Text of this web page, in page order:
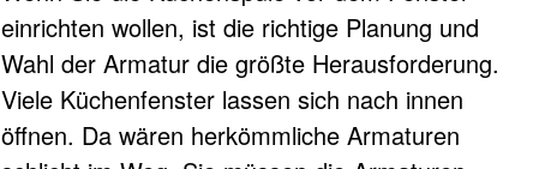
einrichten wollen, ist die richtige Planung und
Wahl der Armatur die größte Herausforderung.
Viele Küchenfenster lassen sich nach innen
öffnen. Da wären herkömmliche Armaturen